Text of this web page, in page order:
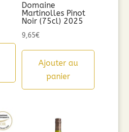
Domaine
Martinolles Pinot
Noir (75cl) 2025
9,65€
Ajouter au
panier